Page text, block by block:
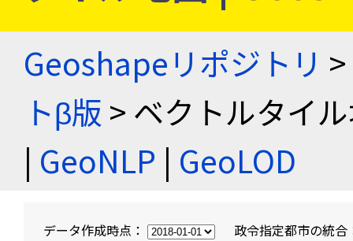
Geoshapeリポジトリ >
トβ版 > ベクトルタイ
| GeoNLP | GeoLOD
データ作成時点： 政令指定都市の統